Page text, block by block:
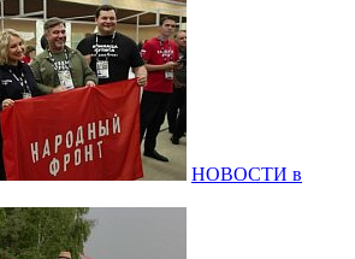
НОВОСТИ в